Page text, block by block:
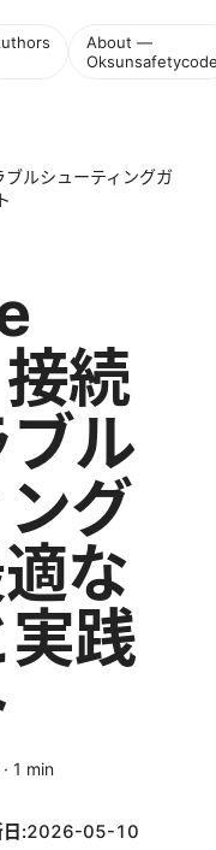
About —
ルシューティングガ
続
ル
グ
な
践
· 1 min
:2026-05-10